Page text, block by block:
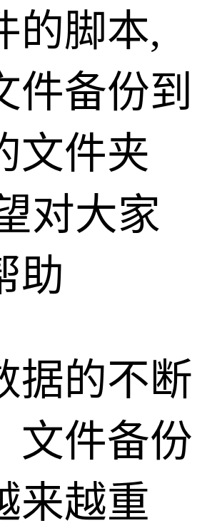
的脚本,
件备份到
文件夹
对大家
助
据的不断
文件备份
来越重